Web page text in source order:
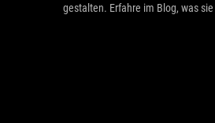
gestalten. Erfahre im Blog, was